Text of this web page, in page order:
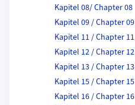
Kapitel 08/ Chapter 08
Kapitel 09 / Chapter 09
Kapitel 11 / Chapter 11
Kapitel 12 / Chapter 12
Kapitel 13 / Chapter 13
Kapitel 15 / Chapter 15
Kapitel 16 / Chapter 16